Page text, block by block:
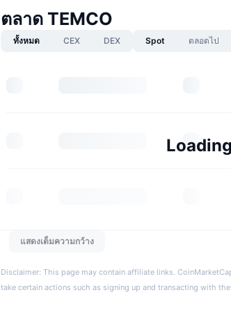
ตลาด TEMCO
ทั้งหมด CEX DEX Spot ตลอดไป
แสดงเต็มความกว้าง
Disclaimer: This page may contain affiliate links.
take certain actions such as signing up and transacting with